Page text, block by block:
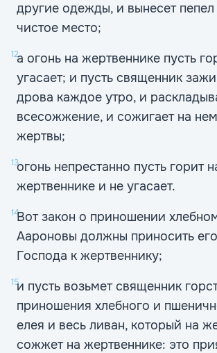
другие одежды, и вынесет пепел
чистое место;
12а огонь на жертвеннике пусть
угасает; и пусть священник
дрова каждое утро, и
всесожжение, и сожигает на
жертвы;
13огонь непрестанно пусть горит
жертвеннике и не угасает.
14Вот закон о приношении
Аароновы должны приносить
Господа к жертвеннику;
15и пусть возьмет священник
приношения хлебного и
елея и весь ливан, который на
сожжет на жертвеннике: это